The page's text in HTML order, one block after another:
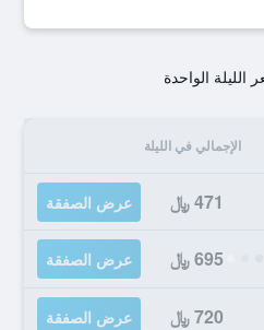
الواحدة
الإجمالي في الليلة
471 ﷼ عرض الصفقة
695 ﷼ عرض الصفقة
720 ﷼ عرض الصفقة